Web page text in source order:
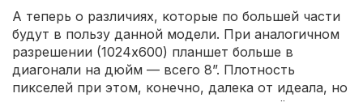
А теперь о различиях, которые по большей части
будут в пользу данной модели. При аналогичном
разрешении (1024x600) планшет больше в
диагонали на дюйм — всего 8”. Плотность
пикселей при этом, конечно, далека от идеала, но